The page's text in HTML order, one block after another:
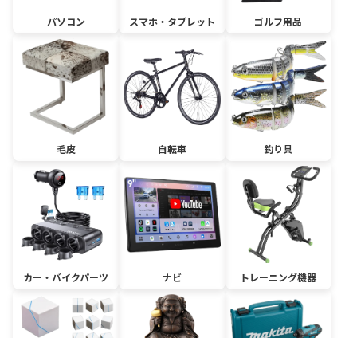
パソコン スマホ・タブレット ゴルフ用品
毛皮 自転車 釣り具
カー・バイクパーツ ナビ トレーニング機器